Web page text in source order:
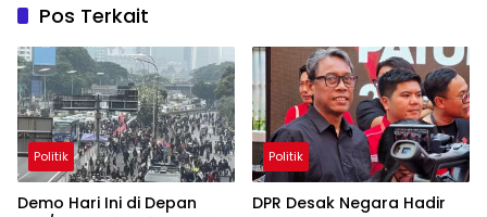
Pos Terkait
Politik
Demo Hari Ini di Depan
Politik
DPR Desak Negara Hadir